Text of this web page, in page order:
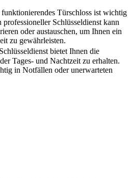
Türschloss ist wichtig
Schlüsseldienst kann
oder austauschen, um Ihnen ein
zu gewährleisten.​
bietet Ihnen die
Tages- und Nachtzeit zu erhalten.​
in Notfällen oder unerwarteten